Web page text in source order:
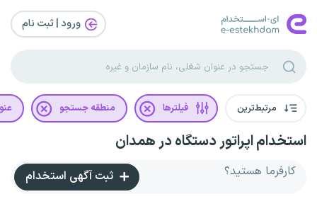
ورود | ثبت‌ نام
مرتبط‌ترین فیلترها منطقه جستجو
استخدام اپراتور دستگاه در همدان
کارفرما هستید؟ ثبت آگهی استخدام